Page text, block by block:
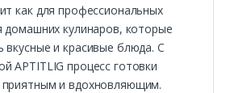
как для профессиональных
домашних кулинаров, которые
вкусные и красивые блюда. С
APTITLIG процесс готовки
и вдохновляющим.